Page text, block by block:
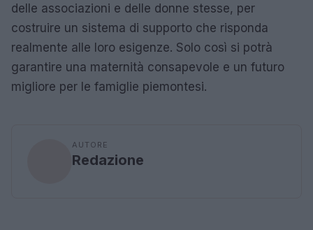
delle associazioni e delle donne stesse, per
costruire un sistema di supporto che risponda
realmente alle loro esigenze. Solo così si potrà
garantire una maternità consapevole e un futuro
migliore per le famiglie piemontesi.
AUTORE
Redazione